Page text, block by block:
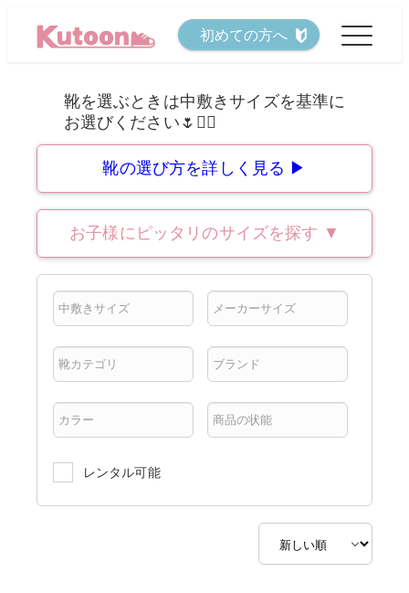
初めての方へ
靴の選び方を詳しく見る ▶
お子様にピッタリのサイズを探す ▼
レンタル可能